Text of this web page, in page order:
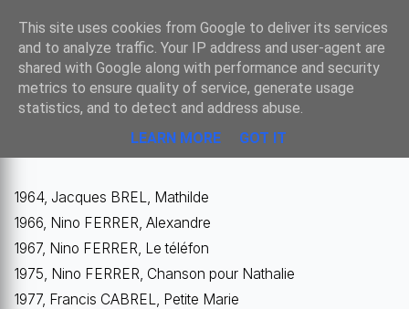
Sombre
CHANSONS AUTOUR DES PRÉNOMS
1964, Jacques BREL, Mathilde
1966, Nino FERRER, Alexandre
1967, Nino FERRER, Le téléfon
1975, Nino FERRER, Chanson pour Nathalie
1977, Francis CABREL, Petite Marie
This site uses cookies from Google to deliver its services
and to analyze traffic. Your IP address and user-agent are
shared with Google along with performance and security
metrics to ensure quality of service, generate usage
statistics, and to detect and address abuse.
LEARN MORE
GOT IT